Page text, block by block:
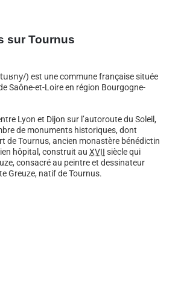
sur Tournus
tuʁny/) est une commune française située
Saône-et-Loire en région Bourgogne-
Lyon et Dijon sur l’autoroute du Soleil,
de monuments historiques, dont
de Tournus, ancien monastère bénédictin
hôpital, construit au XVII siècle qui
consacré au peintre et dessinateur
Greuze, natif de Tournus.